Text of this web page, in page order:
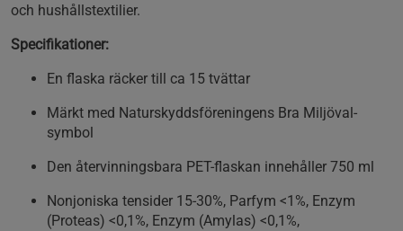
och hushållstextilier.
Specifikationer:
En flaska räcker till ca 15 tvättar
Märkt med Naturskyddsföreningens Bra Miljöval-
symbol
Den återvinningsbara PET-flaskan innehåller 750 ml
Nonjoniska tensider 15-30%, Parfym <1%, Enzym
(Proteas) <0,1%, Enzym (Amylas) <0,1%,